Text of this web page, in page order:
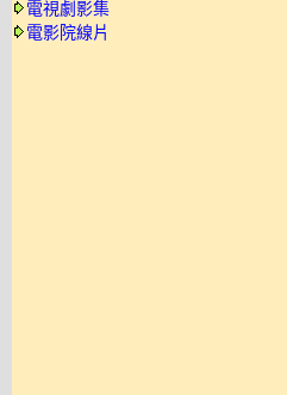
電視劇影集
電影院線片